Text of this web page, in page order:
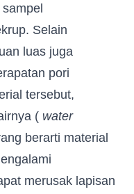
Selain
luas juga
pori
tersebut,
( water
berarti material
merusak lapisan